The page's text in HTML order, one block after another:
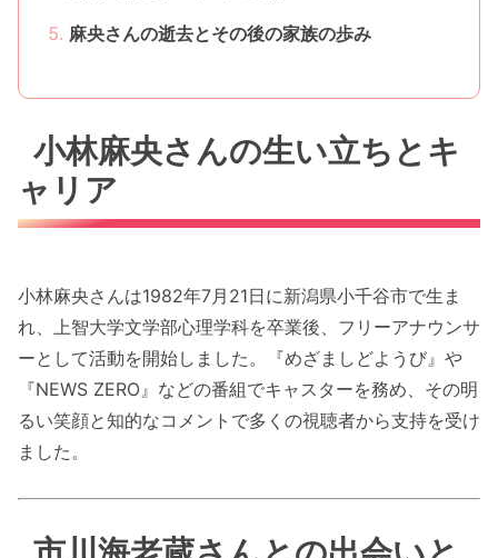
麻央さんの逝去とその後の家族の歩み
小林麻央さんの生い立ちとキ
ャリア
小林麻央さんは1982年7月21日に新潟県小千谷市で生ま
れ、上智大学文学部心理学科を卒業後、フリーアナウンサ
ーとして活動を開始しました。『めざましどようび』や
『NEWS ZERO』などの番組でキャスターを務め、その明
るい笑顔と知的なコメントで多くの視聴者から支持を受け
ました。